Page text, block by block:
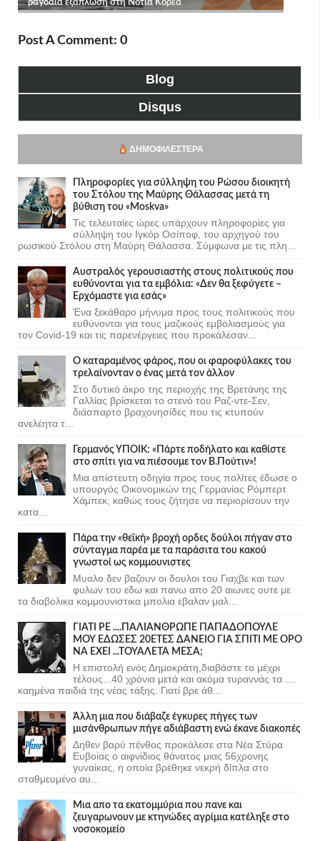
Post A Comment: 0
Blog
Disqus
ΔΗΜΟΦΙΛΈΣΤΕΡΑ
Πληροφορίες για σύλληψη του Ρώσου διοικητή
του Στόλου της Mαύρης Θάλασσας μετά τη
βύθιση του «Moskva»
Τις τελευταίες ώρες υπάρχουν πληροφορίες για
σύλληψη του Ιγκόρ Οσίποφ, του αρχηγού του
ρωσικού Στόλου στη Μαύρη Θάλασσα. Σύμφωνα με τις πλη...
Αυστραλός γερουσιαστής στους πολιτικούς που
ευθύνονται για τα εμβόλια: «Δεν θα ξεφύγετε –
Ερχόμαστε για εσάς»
Ένα ξεκάθαρο μήνυμα προς τους πολιτικούς που
ευθύνονται για τους μαζικούς εμβολιασμούς για
τον Covid-19 και τις παρενέργειες που προκάλεσαν...
Ο καταραμένος φάρος, που οι φαροφύλακες του
τρελαίνονταν ο ένας μετά τον άλλον
Στο δυτικό άκρο της περιοχής της Βρετάνης της
Γαλλίας βρίσκεται το στενό του Ραζ-ντε-Σεν,
διάσπαρτο βραχονησίδες που τις κτυπούν
ανελέητα τ...
Γερμανός ΥΠΟΙΚ: «Πάρτε ποδήλατο και καθίστε
στο σπίτι για να πιέσουμε τον Β.Πούτιν»!
Μια απίστευτη οδηγία προς τους πολίτες έδωσε ο
υπουργός Οικονομικών της Γερμανίας Ρόμπερτ
Χάμπεκ, καθώς τους ζήτησε να περιορίσουν την
κατα...
Πάρα την «θεϊκή» βροχή ορδες δούλοι πήγαν στο
σύνταγμα παρέα με τα παράσιτα του κακού
γνωστοί ως κομμουνιστες
Μυαλο δεν βαζουν οι δουλοι του Γιαχβε και των
φυλων του εδω και πανω απο 20 αιωνες ουτε με
τα διαβολικα κομμουνιστικα μπολια εβαλαν μαλ...
ΓΙΑΤΙ ΡΕ ....ΠΑΛΙΑΝΘΡΩΠΕ ΠΑΠΑΔΟΠΟΥΛΕ
ΜΟΥ ΕΔΩΣΕΣ 20ΕΤΕΣ ΔΑΝΕΙΟ ΓΙΑ ΣΠΙΤΙ ΜΕ ΟΡΟ
ΝΑ ΕΧΕΙ ...ΤΟΥΑΛΕΤΑ ΜΕΣΑ;
Η επιστολή ενός Δημοκράτη,διαβάστε το μέχρι
τέλους...40 χρόνια μετά και ακόμα τυραννάς τα ....
καημένα παιδιά της νέας τάξης. Γιατί βρε άθ...
Άλλη μια που διάβαζε έγκυρες πήγες των
μισάνθρωπων πήγε αδιάβαστη ενώ έκανε διακοπές
Δηθεν βαρύ πένθος προκάλεσε στα Νέα Στύρα
Ευβοίας ο αιφνίδιος θάνατος μιας 56χρονης
γυναίκας, η οποία βρέθηκε νεκρή δίπλα στο
σταθμευμένο αυ...
Μια απο τα εκατομμύρια που πανε και
ζευγαρωνουν με κτηνώδες αγρίμια κατέληξε στο
νοσοκομείο